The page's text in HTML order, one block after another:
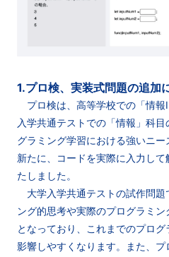
1.プロ検、実装式問題の追加
プロ検は、高等学校での「情
入学共通テストでの「情報」科
グラミング学習における強いニ
新たに、コードを実際に入力し
たしました。
大学入学共通テストの試作問
ング的思考や実際のプログラミ
となっており、これまでのプロ
影響しやすくなります。また、